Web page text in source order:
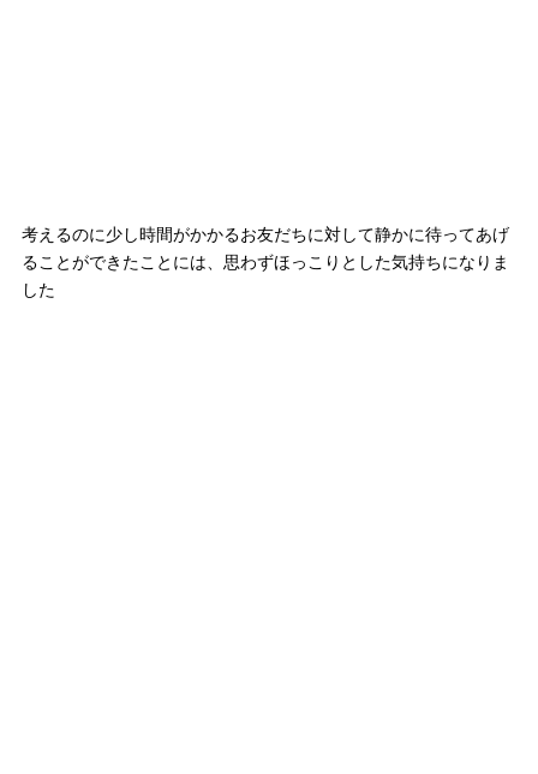
考えるのに少し時間がかかるお友だちに対して静かに待ってあげ
ることができたことには、思わずほっこりとした気持ちになりま
した